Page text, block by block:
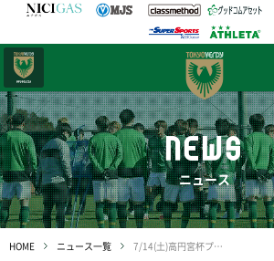
NEWS
ニュース
HOME ニュース一覧 7/14(土)高円宮杯プレミアリーグ第9節 三菱養和ユース戦の応援に関して